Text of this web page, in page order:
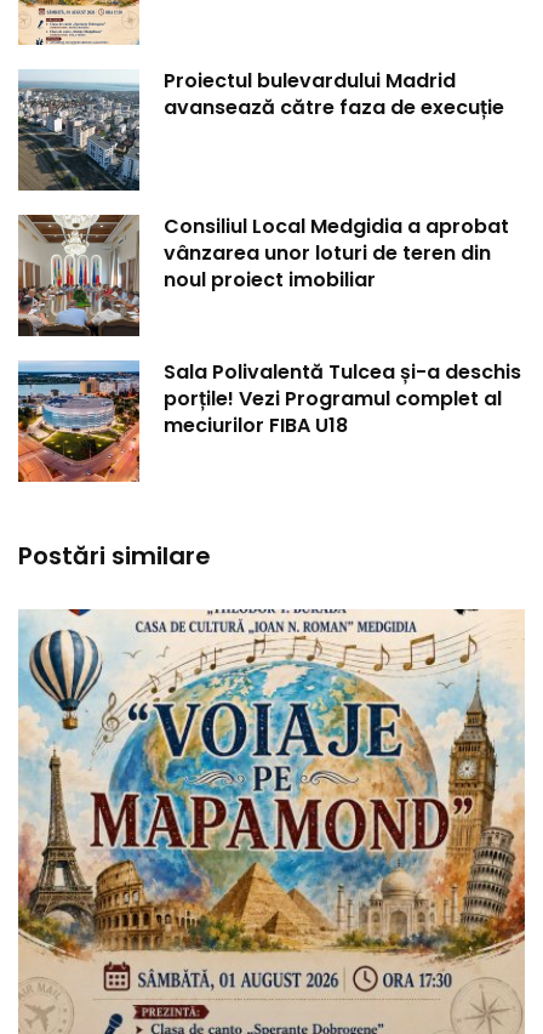
Proiectul bulevardului Madrid
avansează către faza de execuție
Consiliul Local Medgidia a aprobat
vânzarea unor loturi de teren din
noul proiect imobiliar
Sala Polivalentă Tulcea și-a deschis
porțile! Vezi Programul complet al
meciurilor FIBA U18
Postări similare